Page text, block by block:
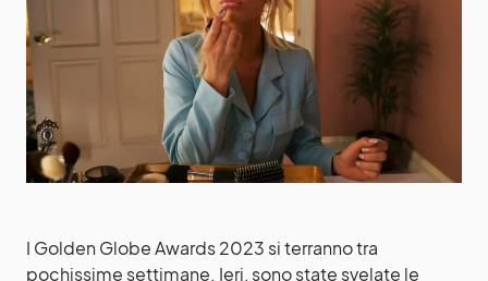
I Golden Globe Awards 2023 si terranno tra
pochissime settimane. Ieri, sono state svelate le